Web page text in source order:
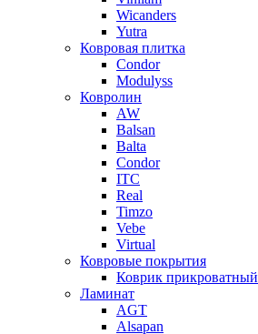
Wicanders
Yutra
Ковровая плитка
Condor
Modulyss
Ковролин
AW
Balsan
Balta
Condor
ITC
Real
Timzo
Vebe
Virtual
Ковровые покрытия
Коврик прикроватный
Ламинат
AGT
Alsapan